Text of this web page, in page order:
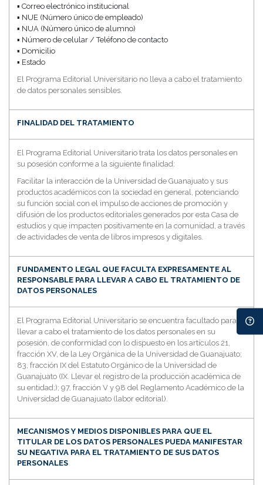
▪ Correo electrónico institucional
▪ NUE (Número único de empleado)
▪ NUA (Número único de alumno)
▪ Número de celular / Teléfono de contacto
▪ Domicilio
▪ Estado
El Programa Editorial Universitario no lleva a cabo el tratamiento
de datos personales sensibles.
FINALIDAD DEL TRATAMIENTO
El Programa Editorial Universitario trata los datos personales en
su posesión conforme a la siguiente finalidad:
Facilitar la interacción de la Universidad de Guanajuato y sus
productos académicos con la sociedad en general, potenciando
su función social con el impulso de acciones de promoción y
difusión de los productos editoriales generados por esta Casa de
estudios y que impacten positivamente en la comunidad, a través
de actividades de venta de libros impresos y digitales.
FUNDAMENTO LEGAL QUE FACULTA EXPRESAMENTE AL
RESPONSABLE PARA LLEVAR A CABO EL TRATAMIENTO DE
DATOS PERSONALES
El Programa Editorial Universitario se encuentra facultado para
llevar a cabo el tratamiento de los datos personales en su
posesión, de conformidad con lo dispuesto en los artículos 21,
fracción XV, de la Ley Orgánica de la Universidad de Guanajuato;
83, fracción IX del Estatuto Orgánico de la Universidad de
Guanajuato (IX. Llevar el registro de la producción académica de
su entidad;); 97, fracción V y 98 del Reglamento Académico de la
Universidad de Guanajuato (labor editorial).
MECANISMOS Y MEDIOS DISPONIBLES PARA QUE EL
TITULAR DE LOS DATOS PERSONALES PUEDA MANIFESTAR
SU NEGATIVA PARA EL TRATAMIENTO DE SUS DATOS
PERSONALES